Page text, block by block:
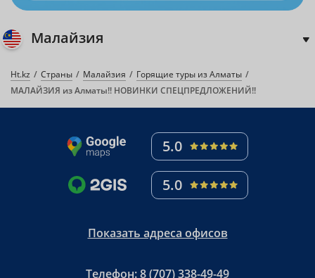
Малайзия
Ht.kz Страны Малайзия
Горящие туры из Алматы
МАЛАЙЗИЯ из Алматы!! НОВИНКИ СПЕЦПРЕДЛОЖЕНИЙ!!
5.0
5.0
Показать адреса офисов
Телефон:8 (707) 338-49-49